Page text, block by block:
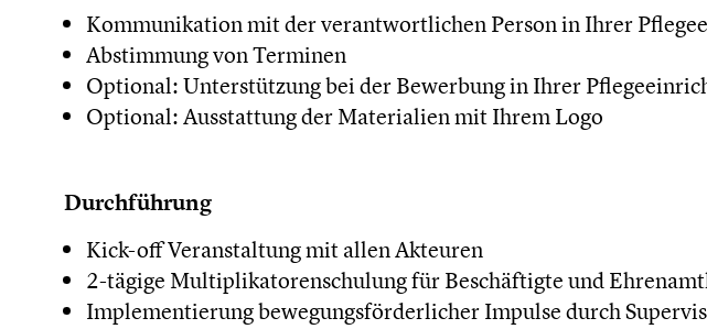
Kommunikation mit der verantwortlichen Person in Ihrer
Abstimmung von Terminen
Optional: Unterstützung bei der Bewerbung in Ihrer
Optional: Ausstattung der Materialien mit Ihrem Logo
Durchführung
Kick-off Veranstaltung mit allen Akteuren
2-tägige Multiplikatorenschulung für Beschäftigte und
Implementierung bewegungsförderlicher Impulse durch